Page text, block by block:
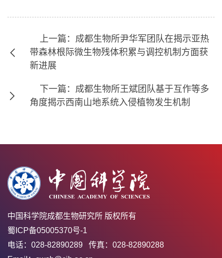
上一篇：成都生物所尹华军团队在揭示亚热
带森林根际微生物残体积累与调控机制方面获
新进展
下一篇：成都生物所王斌团队基于互作等多
角度揭示西南山地系统入侵植物发生机制
中国科学院成都生物研究所 版权所有
蜀ICP备05005370号-1
电话：028-82890289 传真：028-82890288